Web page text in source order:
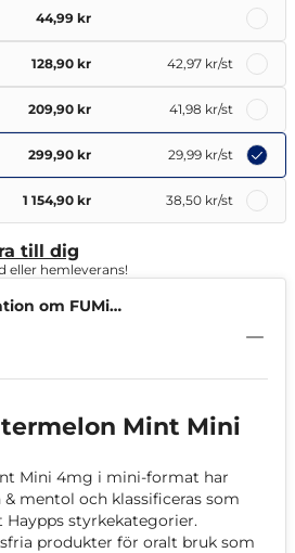
44,99 kr
128,90 kr 42,97 kr/st
209,90 kr 41,98 kr/st
299,90 kr 29,99 kr/st
1 154,90 kr 38,50 kr/st
till dig
eller hemleverans!
om FUMi
Mint Mini
Mini 4mg i mini-format har
mentol och klassificeras som
styrkekategorier.
produkter för oralt bruk som